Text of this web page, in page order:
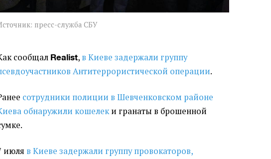
пресс-служба СБУ
сообщал Realist, в Киеве задержали группу
Антитеррористической операции.
сотрудники полиции в Шевченковском районе
обнаружили кошелек и гранаты в брошенной
июля в Киеве задержали группу провокаторов,